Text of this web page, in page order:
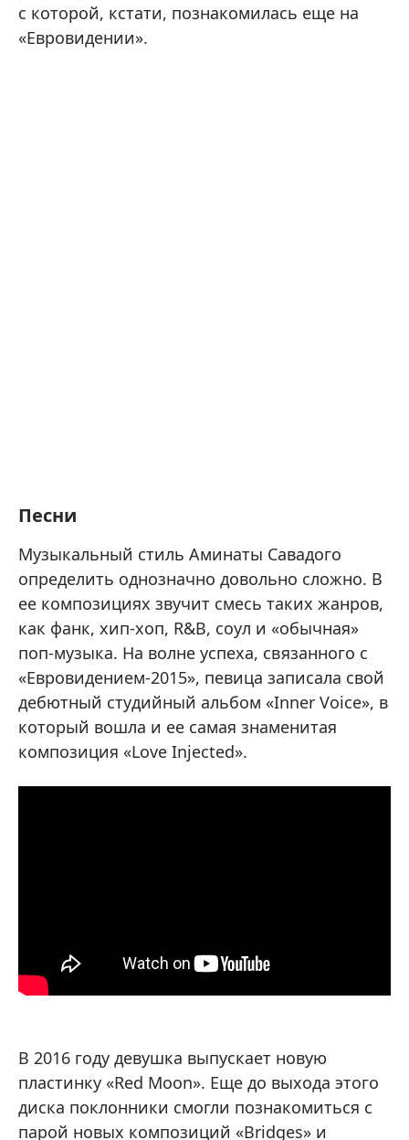
с которой, кстати, познакомилась еще на
«Евровидении».
Песни
Музыкальный стиль Аминаты Савадого
определить однозначно довольно сложно. В
ее композициях звучит смесь таких жанров,
как фанк, хип-хоп, R&B, соул и «обычная»
поп-музыка. На волне успеха, связанного с
«Евровидением-2015», певица записала свой
дебютный студийный альбом «Inner Voice», в
который вошла и ее самая знаменитая
композиция «Love Injected».
В 2016 году девушка выпускает новую
пластинку «Red Moon». Еще до выхода этого
диска поклонники смогли познакомиться с
парой новых композиций «Bridges» и